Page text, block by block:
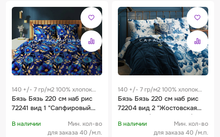
140 +/- 7 гр/м2 100% хлопок
0.25 м
Бязь Бязь 220 см наб рис
72241 вид 1 "Сапфировый
В наличии
Мин. кол-во
для заказа 40 /м.п.
140 +/- 7 гр/м2 100% хлопок
0.25 м
Бязь Бязь 220 см наб рис
72204 вид 2 "Жостовская
роспись" (комп A92934)
В наличии
Мин. кол-во
для заказа 40 /м.п.